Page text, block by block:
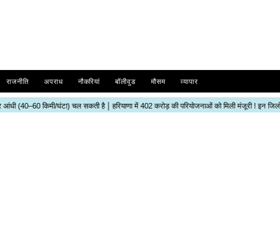
राजनीति अपराध नौकरियां बॉलीवुड मौसम व्यापार